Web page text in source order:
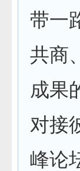
带一
共商
成果
对接
峰论